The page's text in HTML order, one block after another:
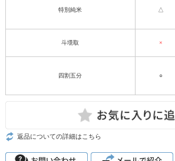
特別純米 △
斗壜取 ×
四割五分 ○
返品についての詳細はこちら